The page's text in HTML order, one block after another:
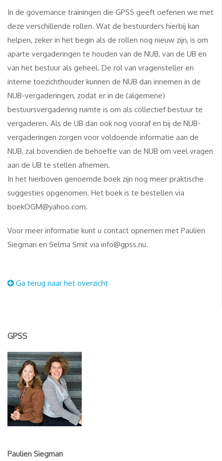
In de governance trainingen die GPSS geeft oefenen we met
deze verschillende rollen. Wat de bestuurders hierbij kan
helpen, zeker in het begin als de rollen nog nieuw zijn, is om
aparte vergaderingen te houden van de NUB, van de UB en
van het bestuur als geheel. De rol van vragensteller en
interne toezichthouder kunnen de NUB dan innemen in de
NUB-vergaderingen, zodat er in de (algemene)
bestuursvergadering ruimte is om als collectief bestuur te
vergaderen. Als de UB dan ook nog vooraf en bij de NUB-
vergaderingen zorgen voor voldoende informatie aan de
NUB, zal bovendien de behoefte van de NUB om veel vragen
aan de UB te stellen afnemen.
In het hierboven genoemde boek zijn nog meer praktische
suggesties opgenomen. Het boek is te bestellen via
boekOGM@yahoo.com.
Voor meer informatie kunt u contact opnemen met Paulien
Siegman en Selma Smit via info@gpss.nu.
Ga terug naar het overzicht
GPSS
Paulien Siegman